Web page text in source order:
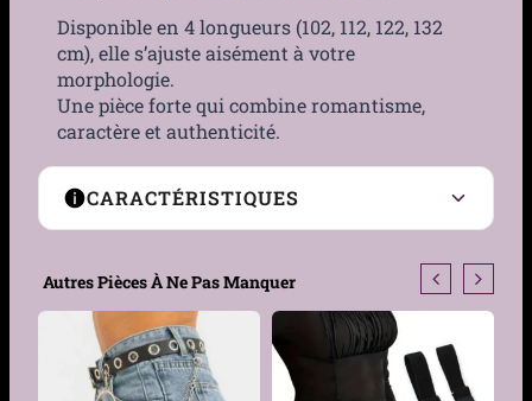
Disponible en 4 longueurs (102, 112, 122, 132
cm), elle s’ajuste aisément à votre
morphologie.
Une pièce forte qui combine romantisme,
caractère et authenticité.
CARACTÉRISTIQUES
Type de produit
décorative
Genre Femme
Autres Pièces À Ne Pas Manquer